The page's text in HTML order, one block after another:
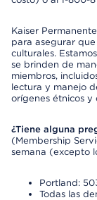
Kaiser
para asegurar
culturales.
se brinden de
miembros,
lectura y manejo
orígenes étnicos y
¿Tiene alguna
(Membership
semana (excepto
Portland:
Todas las